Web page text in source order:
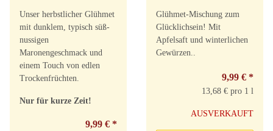
Unser herbstlicher Glühmet
mit dunklem, typisch süß-
nussigen
Maronengeschmack und
einem Touch von edlen
Trockenfrüchten.
Nur für kurze Zeit!
9,99 € *
Glühmet-Mischung zum
Glücklichsein! Mit
Apfelsaft und winterlichen
Gewürzen..
9,99 € *
13,68 € pro 1 l
AUSVERKAUFT